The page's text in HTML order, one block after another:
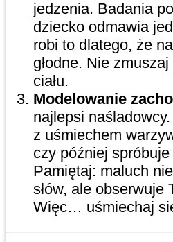
jedzenia. Badania
dziecko odmawia
robi to dlatego, że
głodne. Nie
ciału.
Modelowanie
najlepsi
z uśmiechem
czy później
Pamiętaj: maluch
słów, ale obserwuje
Więc… uśmiechaj